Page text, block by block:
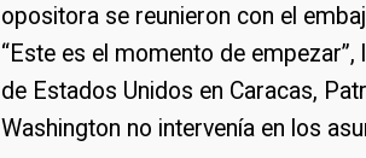
opositora se reunieron con el
“Este es el momento de
de Estados Unidos en Caracas,
Washington no intervenía en los